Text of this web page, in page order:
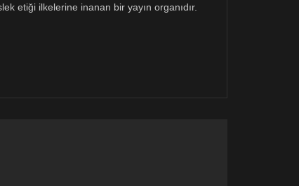
etiği ilkelerine inanan bir yayın organıdır.